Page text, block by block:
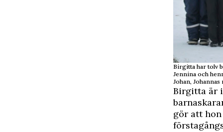
Birgitta har tolv
Jennina och
Johan,
Birgitta är
gör att